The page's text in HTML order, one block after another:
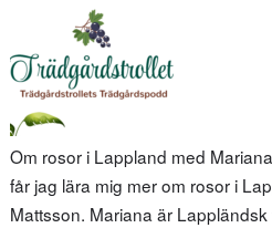
Om rosor i Lappland med
får jag lära mig mer om rosor i
Mattsson. Mariana är